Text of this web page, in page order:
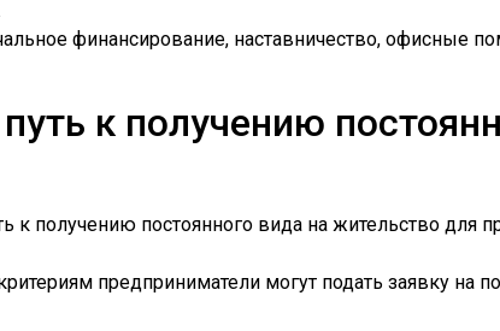
финансирование, наставничество, офисные
к получению
к получению постоянного вида на жительство для
предприниматели могут подать заявку на